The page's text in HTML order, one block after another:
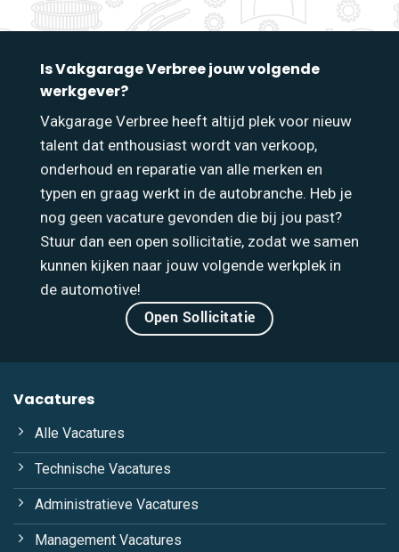
Is Vakgarage Verbree jouw volgende
werkgever?
Vakgarage Verbree heeft altijd plek voor nieuw
talent dat enthousiast wordt van verkoop,
onderhoud en reparatie van alle merken en
typen en graag werkt in de autobranche. Heb je
nog geen vacature gevonden die bij jou past?
Stuur dan een open sollicitatie, zodat we samen
kunnen kijken naar jouw volgende werkplek in
de automotive!
Open Sollicitatie
Vacatures
Alle Vacatures
Technische Vacatures
Administratieve Vacatures
Management Vacatures